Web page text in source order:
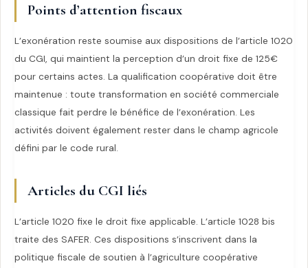
Points d’attention fiscaux
L’exonération reste soumise aux dispositions de l’article 1020
du CGI, qui maintient la perception d’un droit fixe de 125€
pour certains actes. La qualification coopérative doit être
maintenue : toute transformation en société commerciale
classique fait perdre le bénéfice de l’exonération. Les
activités doivent également rester dans le champ agricole
défini par le code rural.
Articles du CGI liés
L’article 1020 fixe le droit fixe applicable. L’article 1028 bis
traite des SAFER. Ces dispositions s’inscrivent dans la
politique fiscale de soutien à l’agriculture coopérative